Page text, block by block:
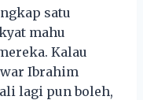
satu
mahu
Kalau
Ibrahim
lagi pun boleh,